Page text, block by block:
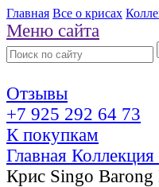
Главная Все о крисах
Меню сайта
Отзывы
+7 925 292 64 73
К покупкам
Главная Коллекция
Крис Singo